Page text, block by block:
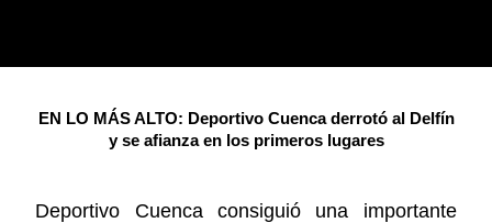
EN LO MÁS ALTO: Deportivo Cuenca derrotó al Delfín
y se afianza en los primeros lugares
Deportivo Cuenca consiguió una importante